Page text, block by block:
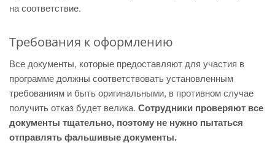
на соответствие.
Требования к оформлению
Все документы, которые предоставляют для участия в
программе должны соответствовать установленным
требованиям и быть оригинальными, в противном случае
получить отказ будет велика. Сотрудники проверяют все
документы тщательно, поэтому не нужно пытаться
отправлять фальшивые документы.